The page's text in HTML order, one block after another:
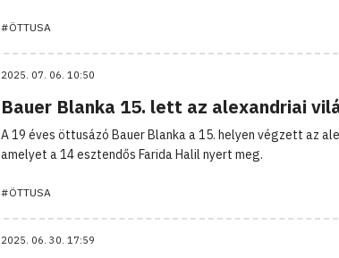
#ÖTTUSA
2025. 07. 06. 10:50
Bauer Blanka 15. lett az alexandriai
A 19 éves öttusázó Bauer Blanka a 15. helyen végzett az
amelyet a 14 esztendős Farida Halil nyert meg.
#ÖTTUSA
2025. 06. 30. 17:59